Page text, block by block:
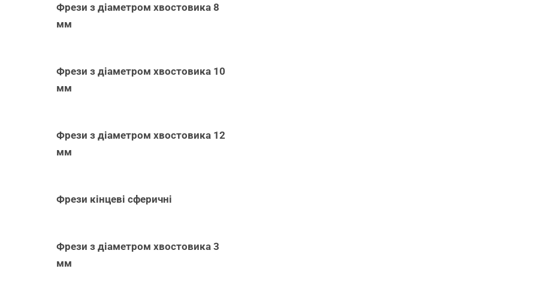
Фрези з діаметром хвостовика 8
мм
Фрези з діаметром хвостовика 10
мм
Фрези з діаметром хвостовика 12
мм
Фрези кінцеві сферичні
Фрези з діаметром хвостовика 3
мм